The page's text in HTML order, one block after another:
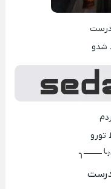
درست
شدو
درست